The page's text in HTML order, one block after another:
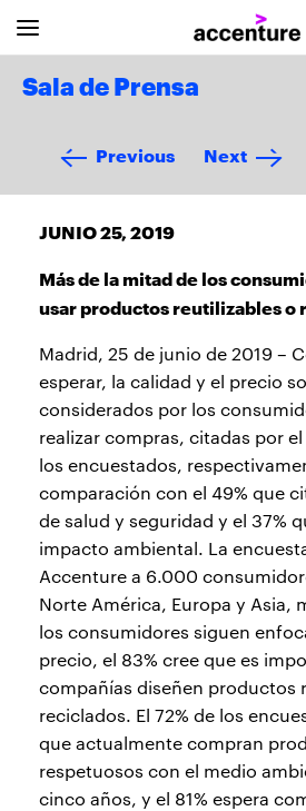
Sala de Prensa
Previous Next
JUNIO 25, 2019
Más de la mitad de los
usar productos reutilizables o
Madrid, 25 de junio de 2019 –
esperar, la calidad y el precio
considerados por los
realizar compras, citadas por
los encuestados,
comparación con el 49% que
de salud y seguridad y el 37%
impacto ambiental. La
Accenture a 6.000
Norte América, Europa y Asia,
los consumidores siguen
precio, el 83% cree que es
compañías diseñen productos
reciclados. El 72% de los
que actualmente compran
respetuosos con el medio
cinco años, y el 81% espera